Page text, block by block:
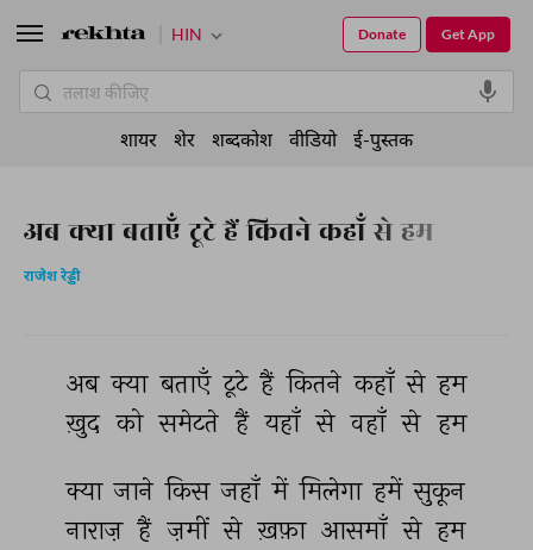
अब क्या बताएँ टूटे हैं कितने कहाँ से हम
राजेश रेड्डी
अब क्या बताएँ टूटे हैं कितने कहाँ से हम
ख़ुद को समेटते हैं यहाँ से वहाँ से हम
क्या जाने किस जहाँ में मिलेगा हमें सुकून
नाराज़ हैं ज़मीं से ख़फ़ा आसमाँ से हम
HIN Get App
Donate
शायर शेर शब्दकोश वीडियो ई-पुस्तक